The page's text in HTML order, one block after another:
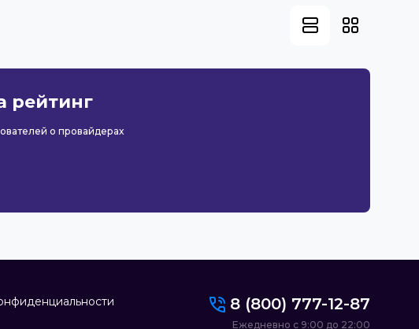
рейтинг
о провайдерах
8 (800) 777-12-87
Ежедневно с 9:00 до 22:00